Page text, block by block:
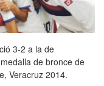
3-2 a la de
de bronce de
Veracruz 2014.